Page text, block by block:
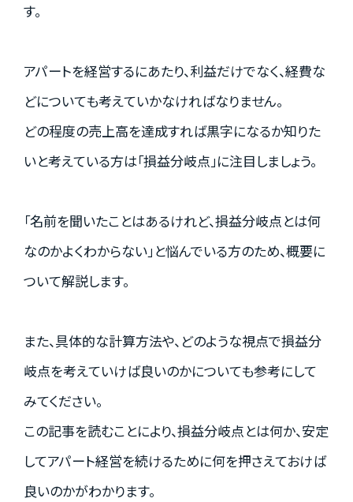
資料請求はこちら
コンテンツポリシー
す。
アパートを経営するにあたり、利益だけでなく、経費な
どについても考えていかなければなりません。
どの程度の売上高を達成すれば黒字になるか知りた
いと考えている方は「損益分岐点」に注目しましょう。
「名前を聞いたことはあるけれど、損益分岐点とは何
なのかよくわからない」と悩んでいる方のため、概要に
ついて解説します。
また、具体的な計算方法や、どのような視点で損益分
岐点を考えていけば良いのかについても参考にして
みてください。
この記事を読むことにより、損益分岐点とは何か、安定
してアパート経営を続けるために何を押さえておけば
良いのかがわかります。